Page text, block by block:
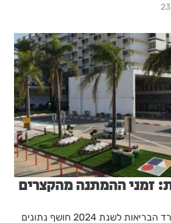
זמני ההמתנה מהקצרים
הדוח הלאומי של משרד הבריאות לשנת 2024 חושף נתונים